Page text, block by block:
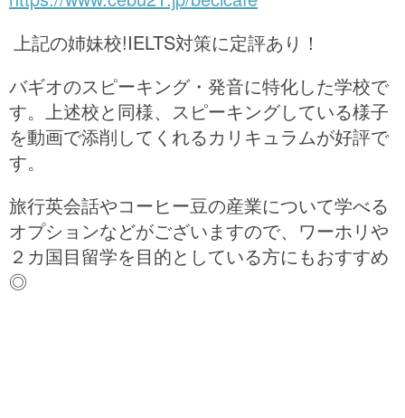
上記の姉妹校!IELTS対策に定評あり！
バギオのスピーキング・発音に特化した学校で
す。
上述校と同様、スピーキングしている様子
を動画で添削してくれるカリキュラムが好評で
す。
旅行英会話やコーヒー豆の産業について学べる
オプションなどがございますので、ワーホリや
２カ国目留学を目的としている方にもおすすめ
◎